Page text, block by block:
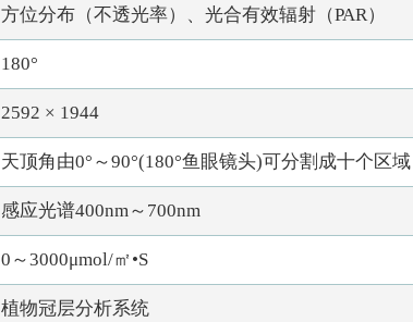
方位分布（不透光率）、光合有效辐射（PAR）
180°
2592 × 1944
天顶角由0°～90°(180°鱼眼镜头)可分割成十个区
感应光谱400nm～700nm
0～3000μmol/㎡•S
植物冠层分析系统